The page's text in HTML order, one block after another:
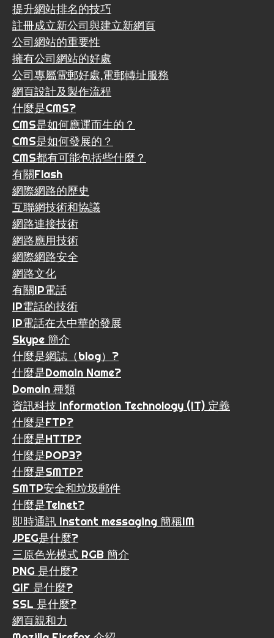
提升網站排名的技巧
註冊成立新公司與建立新網頁
公司網站的重要性
擁有公司網站的好處
公司專屬電郵好處,電郵轉址服務
網頁設計及製作流程
什麼是CMS?
CMS是如何應運而生的？
CMS是如何發展的？
CMS都有可能包括些什麼？
有關Flash
網際網路的歷史
互聯網技術和協議
網路連接技術
網路應用技術
網際網路安全
網路文化
有關IP電話
IP電話的技術
IP電話在大中華的發展
Skype 簡介
什麼是網誌（blog）?
什麼是Domain Name?
Domain 種類
資訊科技 Information Technology (IT) 定義
什麼是FTP?
什麼是HTTP?
什麼是POP3?
什麼是SMTP?
SMTP安全和垃圾郵件
什麼是Telnet?
即時通訊 Instant messaging 簡稱IM
JPEG是什麼?
三原色光模式 RGB 簡介
PNG 是什麼?
GIF 是什麼?
SSL 是什麼?
網頁親和力